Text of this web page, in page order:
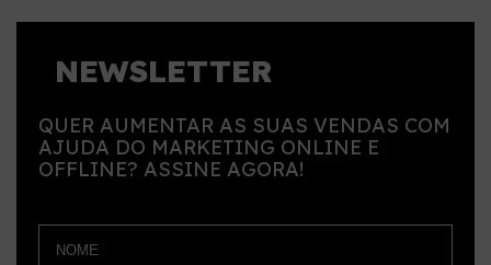
NEWSLETTER
QUER AUMENTAR AS SUAS VENDAS COM
AJUDA DO MARKETING ONLINE E
OFFLINE? ASSINE AGORA!